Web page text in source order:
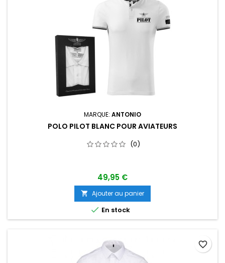
MARQUE: ANTONIO
POLO PILOT BLANC POUR AVIATEURS
(0)
49,95 €
 Ajouter au panier
 En stock
favorite_border